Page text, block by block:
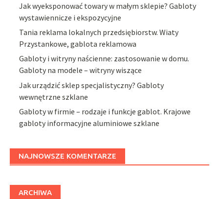
Jak wyeksponować towary w małym sklepie? Gabloty
wystawiennicze i ekspozycyjne
Tania reklama lokalnych przedsiębiorstw. Wiaty
Przystankowe, gablota reklamowa
Gabloty i witryny naścienne: zastosowanie w domu.
Gabloty na modele – witryny wiszące
Jak urządzić sklep specjalistyczny? Gabloty
wewnętrzne szklane
Gabloty w firmie – rodzaje i funkcje gablot. Krajowe
gabloty informacyjne aluminiowe szklane
NAJNOWSZE KOMENTARZE
ARCHIWA